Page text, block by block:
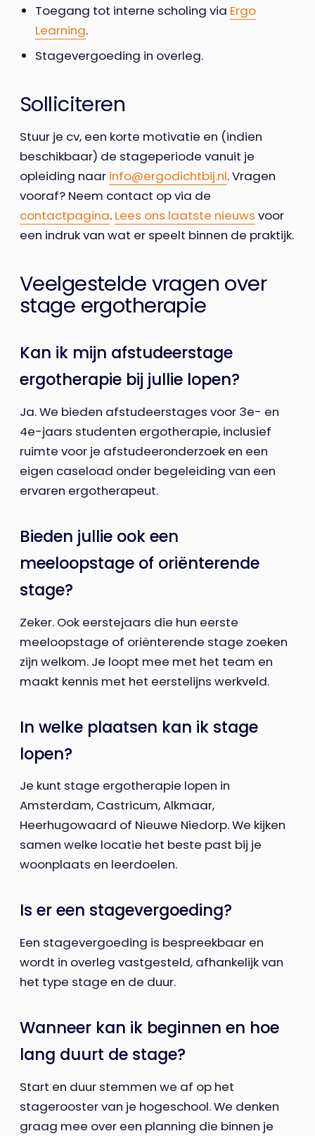
Toegang tot interne scholing via Ergo
Learning.
Stagevergoeding in overleg.
Solliciteren
Stuur je cv, een korte motivatie en (indien
beschikbaar) de stageperiode vanuit je
opleiding naar info@ergodichtbij.nl. Vragen
vooraf? Neem contact op via de
contactpagina. Lees ons laatste nieuws voor
een indruk van wat er speelt binnen de praktijk.
Veelgestelde vragen over
stage ergotherapie
Kan ik mijn afstudeerstage
ergotherapie bij jullie lopen?
Ja. We bieden afstudeerstages voor 3e- en
4e-jaars studenten ergotherapie, inclusief
ruimte voor je afstudeeronderzoek en een
eigen caseload onder begeleiding van een
ervaren ergotherapeut.
Bieden jullie ook een
meeloopstage of oriënterende
stage?
Zeker. Ook eerstejaars die hun eerste
meeloopstage of oriënterende stage zoeken
zijn welkom. Je loopt mee met het team en
maakt kennis met het eerstelijns werkveld.
In welke plaatsen kan ik stage
lopen?
Je kunt stage ergotherapie lopen in
Amsterdam, Castricum, Alkmaar,
Heerhugowaard of Nieuwe Niedorp. We kijken
samen welke locatie het beste past bij je
woonplaats en leerdoelen.
Is er een stagevergoeding?
Een stagevergoeding is bespreekbaar en
wordt in overleg vastgesteld, afhankelijk van
het type stage en de duur.
Wanneer kan ik beginnen en hoe
lang duurt de stage?
Start en duur stemmen we af op het
stagerooster van je hogeschool. We denken
graag mee over een planning die binnen je